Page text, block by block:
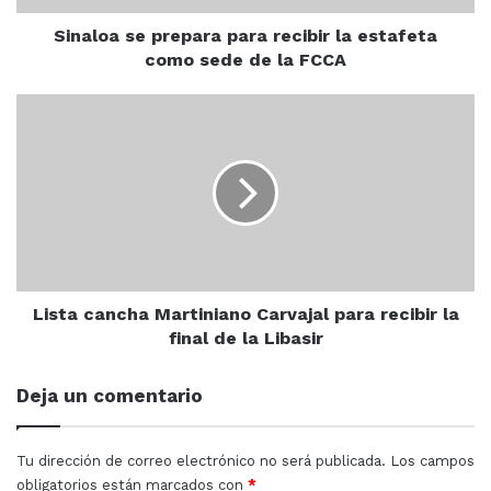
seguridad respecto a los delitos con razón de género, la
Unidad Móvil estará instalada de jueves a lunes, de 2 de
la tarde a 10 de la mañana, de igual manera el número
de emergencias al igual que la APP SOS Ciudadano, está
La SSP Sinaloa exhorta a la ciudadanía a que denuncie
Sinaloa
sede
Sinaloa se prepara para recibir la estafeta
como sede de la FCCA
de
Lista cancha Martiniano Carvajal para recibir la
final de la Libasir
Deja un comentario
Tu dirección de correo electrónico no será publicada. Los campos
obligatorios están marcados con *